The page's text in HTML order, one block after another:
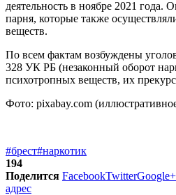
деятельность в ноябре 2021 года.
парня, которые также
веществ.
По всем фактам возбуждены
328 УК РБ (незаконный оборот
психотропных веществ, их
Фото: pixabay.com
#брест#наркотик
194
Поделится FacebookTwitterGoogle+
адрес